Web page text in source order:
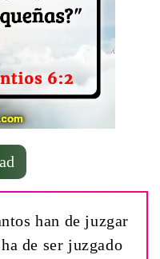
han de juzgar
de ser juzgado